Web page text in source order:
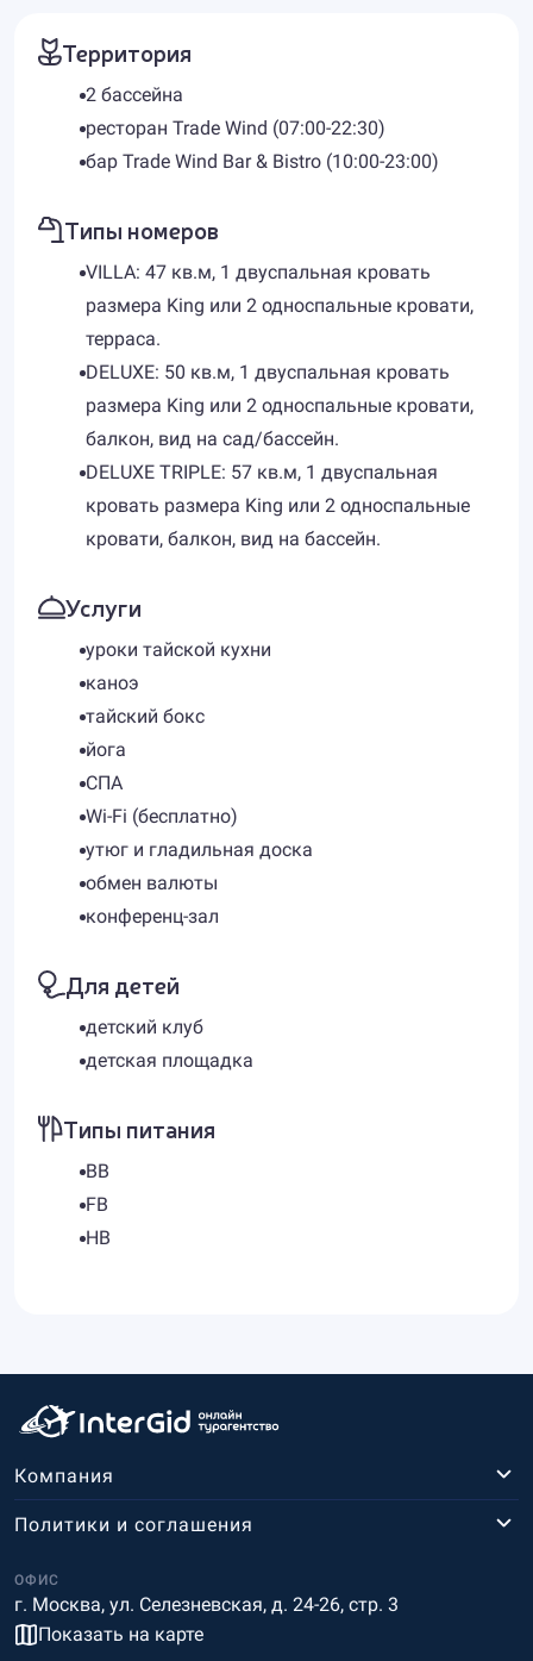
Территория
2 бассейна
ресторан Trade Wind (07:00-22:30)
бар Trade Wind Bar & Bistro (10:00-23:00)
Типы номеров
VILLA: 47 кв.м, 1 двуспальная кровать
размера King или 2 односпальные кровати,
терраса.
DELUXE: 50 кв.м, 1 двуспальная кровать
размера King или 2 односпальные кровати,
балкон, вид на сад/бассейн.
DELUXE TRIPLE: 57 кв.м, 1 двуспальная
кровать размера King или 2 односпальные
кровати, балкон, вид на бассейн.
Услуги
уроки тайской кухни
каноэ
тайский бокс
йога
СПА
Wi-Fi (бесплатно)
утюг и гладильная доска
обмен валюты
конференц-зал
Для детей
детский клуб
детская площадка
Типы питания
BB
FB
HB
Компания
ОФИС
г. Москва, ул. Селезневская, д. 24-26, стр. 3
Показать на карте
Политики и соглашения